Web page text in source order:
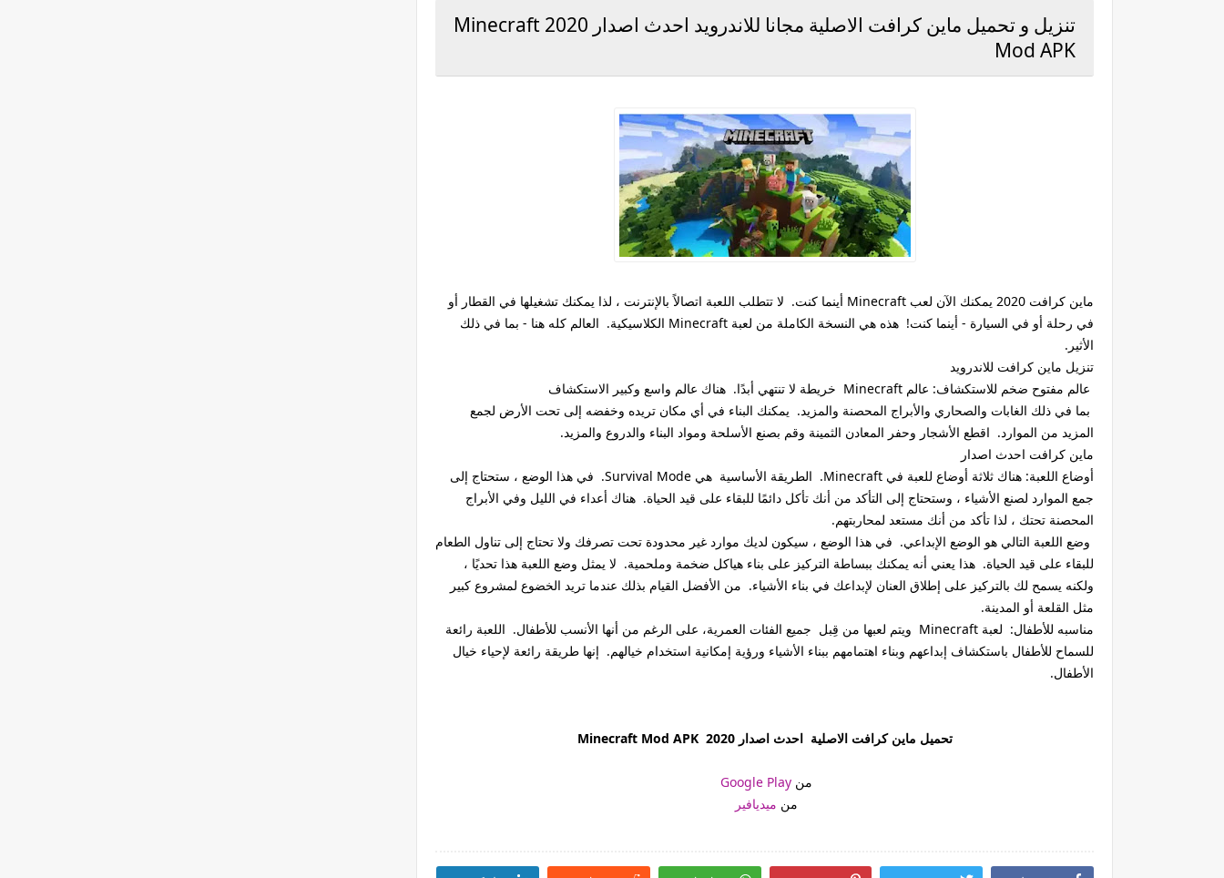
تنزيل و تحميل ماين كرافت الاصلية مجانا للاندرويد احدث اصدار 2020 Minecraft
Mod APK
ماين كرافت 2020 يمكنك الآن لعب Minecraft أينما كنت. لا تتطلب اللعبة اتصالاً بالإنترنت ، لذا يمكنك تشغيلها في القطار أو
في رحلة أو في السيارة - أينما كنت! هذه هي النسخة الكاملة من لعبة Minecraft الكلاسيكية. العالم كله هنا - بما في ذلك
الأثير.
تنزيل ماين كرافت للاندرويد
عالم مفتوح ضخم للاستكشاف: عالم Minecraft خريطة لا تنتهي أبدًا. هناك عالم واسع وكبير الاستكشاف
بما في ذلك الغابات والصحاري والأبراج المحصنة والمزيد. يمكنك البناء في أي مكان تريده وخفضه إلى تحت الأرض لجمع
المزيد من الموارد. اقطع الأشجار وحفر المعادن الثمينة وقم بصنع الأسلحة ومواد البناء والدروع والمزيد.
ماين كرافت احدث اصدار
أوضاع اللعبة: هناك ثلاثة أوضاع للعبة في Minecraft. الطريقة الأساسية هي Survival Mode. في هذا الوضع ، ستحتاج إلى
جمع الموارد لصنع الأشياء ، وستحتاج إلى التأكد من أنك تأكل دائمًا للبقاء على قيد الحياة. هناك أعداء في الليل وفي الأبراج
المحصنة تحتك ، لذا تأكد من أنك مستعد لمحاربتهم.
وضع اللعبة التالي هو الوضع الإبداعي. في هذا الوضع ، سيكون لديك موارد غير محدودة تحت تصرفك ولا تحتاج إلى تناول الطعام
للبقاء على قيد الحياة. هذا يعني أنه يمكنك ببساطة التركيز على بناء هياكل ضخمة وملحمية. لا يمثل وضع اللعبة هذا تحديًا ،
ولكنه يسمح لك بالتركيز على إطلاق العنان لإبداعك في بناء الأشياء. من الأفضل القيام بذلك عندما تريد الخضوع لمشروع كبير
مثل القلعة أو المدينة.
مناسبه للأطفال: لعبة Minecraft ويتم لعبها من قِبل جميع الفئات العمرية، على الرغم من أنها الأنسب للأطفال. اللعبة رائعة
للسماح للأطفال باستكشاف إبداعهم وبناء اهتمامهم ببناء الأشياء ورؤية إمكانية استخدام خيالهم. إنها طريقة رائعة لإحياء خيال
الأطفال.
تحميل ماين كرافت الاصلية احدث اصدار 2020 Minecraft Mod APK
من Google Play
من ميديافير